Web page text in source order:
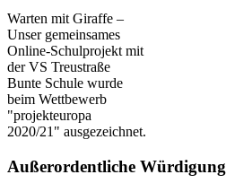
Warten mit Giraffe –
Unser gemeinsames
Online-Schulprojekt mit
der VS Treustraße
Bunte Schule wurde
beim Wettbewerb
"projekteuropa
2020/21" ausgezeichnet.
Außerordentliche Würdigung